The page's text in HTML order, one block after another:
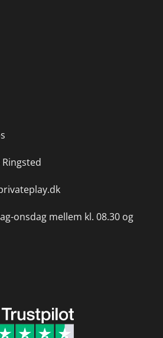
onsdag mellem kl. 08.30 og